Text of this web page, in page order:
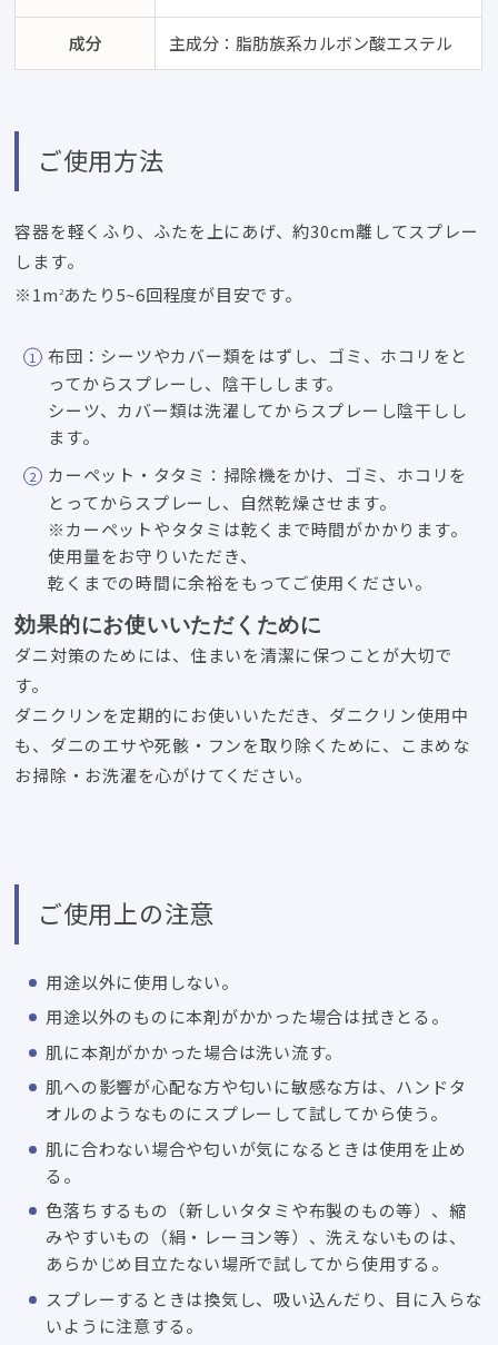
成分 主成分：脂肪族系カルボン酸エステル
ご使用方法
容器を軽くふり、ふたを上にあげ、約30cm離してスプレー
します。
※1m2あたり5~6回程度が目安です。
布団：シーツやカバー類をはずし、ゴミ、ホコリをと
ってからスプレーし、陰干しします。
シーツ、カバー類は洗濯してからスプレーし陰干しし
ます。
カーペット・タタミ：掃除機をかけ、ゴミ、ホコリを
とってからスプレーし、自然乾燥させます。
※カーペットやタタミは乾くまで時間がかかります。
使用量をお守りいただき、
乾くまでの時間に余裕をもってご使用ください。
効果的にお使いいただくために
ダニ対策のためには、住まいを清潔に保つことが大切で
す。
ダニクリンを定期的にお使いいただき、ダニクリン使用中
も、ダニのエサや死骸・フンを取り除くために、こまめな
お掃除・お洗濯を心がけてください。
ご使用上の注意
用途以外に使用しない。
用途以外のものに本剤がかかった場合は拭きとる。
肌に本剤がかかった場合は洗い流す。
肌への影響が心配な方や匂いに敏感な方は、ハンドタ
オルのようなものにスプレーして試してから使う。
肌に合わない場合や匂いが気になるときは使用を止め
る。
色落ちするもの（新しいタタミや布製のもの等）、縮
みやすいもの（絹・レーヨン等）、洗えないものは、
あらかじめ目立たない場所で試してから使用する。
スプレーするときは換気し、吸い込んだり、目に入らな
いように注意する。